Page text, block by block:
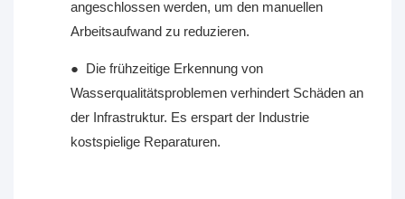
angeschlossen werden, um den manuellen
Arbeitsaufwand zu reduzieren.
● Die frühzeitige Erkennung von
Wasserqualitätsproblemen verhindert Schäden an
der Infrastruktur. Es erspart der Industrie
kostspielige Reparaturen.